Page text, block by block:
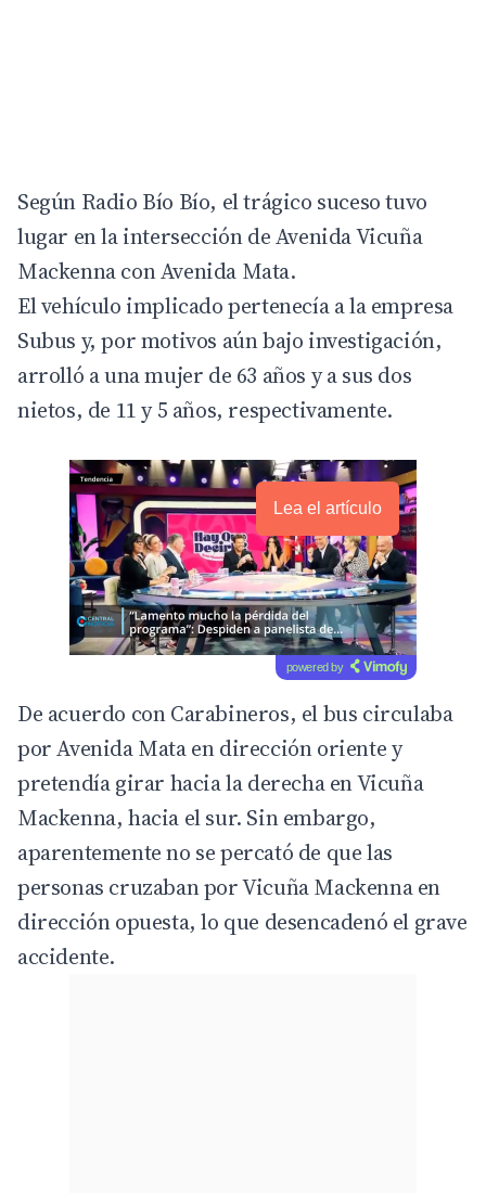
Según Radio Bío Bío, el trágico suceso tuvo
lugar en la intersección de Avenida Vicuña
Mackenna con Avenida Mata.
El vehículo implicado pertenecía a la empresa
Subus y, por motivos aún bajo investigación,
arrolló a una mujer de 63 años y a sus dos
nietos, de 11 y 5 años, respectivamente.
Lea el artículo
powered by
De acuerdo con Carabineros, el bus circulaba
por Avenida Mata en dirección oriente y
pretendía girar hacia la derecha en Vicuña
Mackenna, hacia el sur. Sin embargo,
aparentemente no se percató de que las
personas cruzaban por Vicuña Mackenna en
dirección opuesta, lo que desencadenó el grave
accidente.